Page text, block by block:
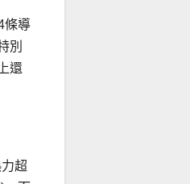
條導
別
還
超